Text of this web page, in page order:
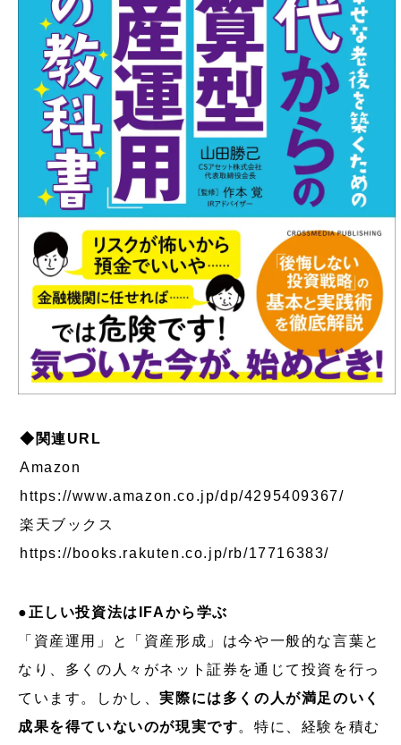
◆関連URL
Amazon
https://www.amazon.co.jp/dp/4295409367/
楽天ブックス
https://books.rakuten.co.jp/rb/17716383/
●正しい投資法はIFAから学ぶ
「資産運用」と「資産形成」は今や一般的な言葉と
なり、多くの人々がネット証券を通じて投資を行っ
ています。しかし、実際には多くの人が満足のいく
成果を得ていないのが現実です。特に、経験を積む